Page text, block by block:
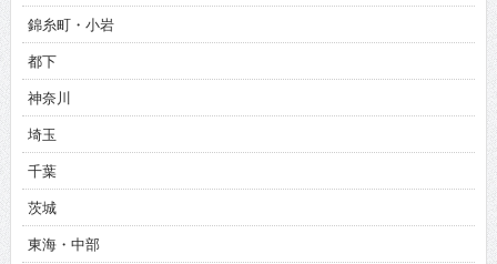
錦糸町・小岩
都下
神奈川
埼玉
千葉
茨城
東海・中部